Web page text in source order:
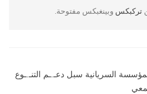
تركبكس وبينغبكس مفتوحة.
السريانية سبل دعـ.ـم التنـ.ـوع